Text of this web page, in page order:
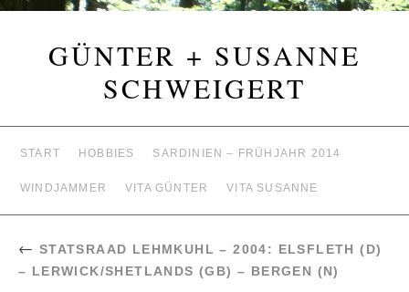
GÜNTER + SUSANNE
SCHWEIGERT
START HOBBIES SARDINIEN – FRÜHJAHR 2014
WINDJAMMER VITA GÜNTER VITA SUSANNE
← STATSRAAD LEHMKUHL – 2004: ELSFLETH (D)
– LERWICK/SHETLANDS (GB) – BERGEN (N)